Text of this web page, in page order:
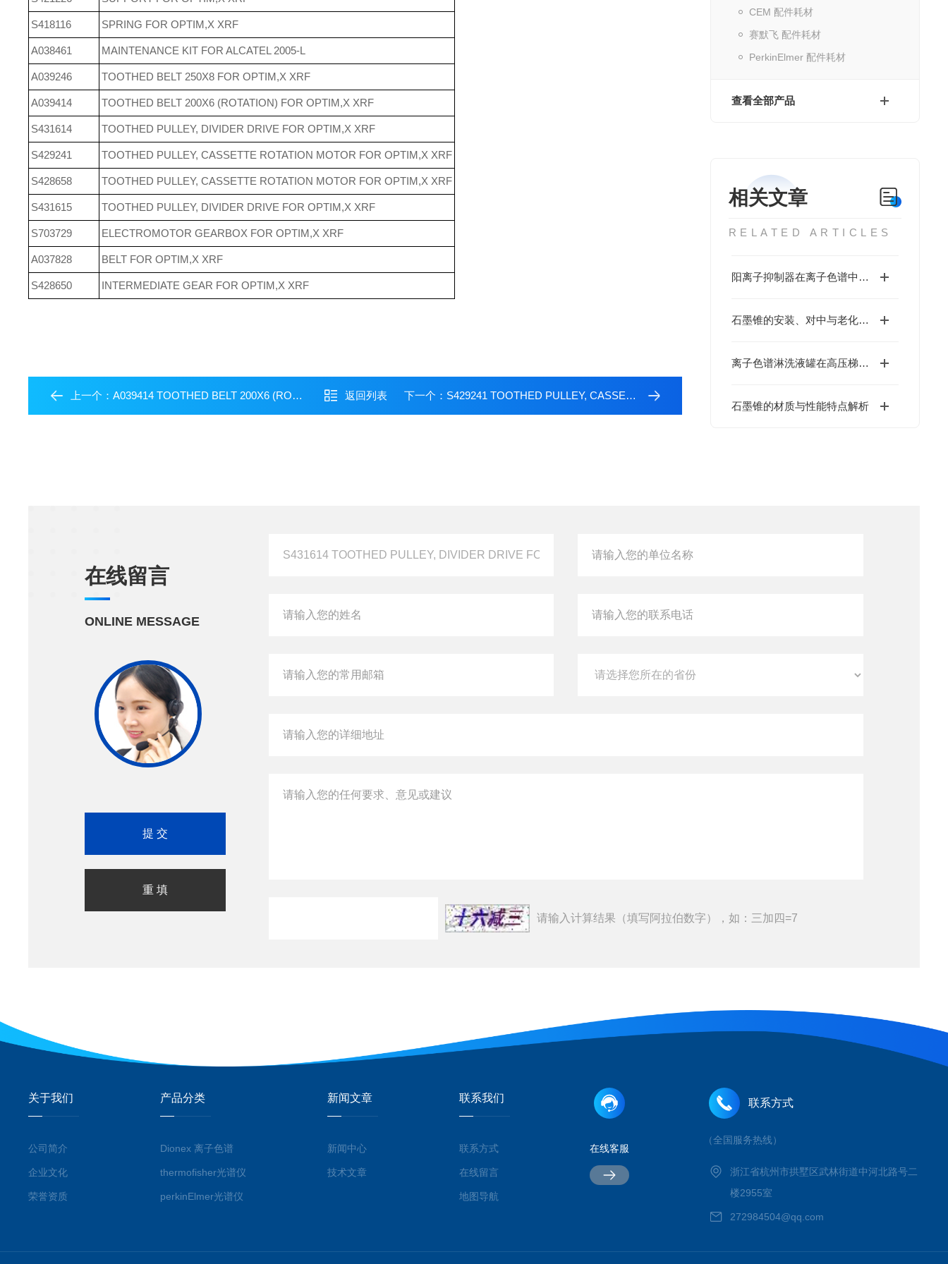
CEM 配件耗材
赛默飞 配件耗材
PerkinElmer 配件耗材
查看全部产品
相关文章
RELATED ARTICLES
阳离子抑制器在离子色谱中的核心作用机制与性能优化策略
石墨锥的安装、对中与老化程序：确保石墨炉正常工作的基础
离子色谱淋洗液罐在高压梯度泵系统中的耐压性能与密封设计
石墨锥的材质与性能特点解析
S418116 SPRING FOR OPTIM,X XRF
A038461 MAINTENANCE KIT FOR ALCATEL 2005-L
A039246 TOOTHED BELT 250X8 FOR OPTIM,X XRF
A039414 TOOTHED BELT 200X6 (ROTATION) FOR OPTIM,X XRF
S431614 TOOTHED PULLEY, DIVIDER DRIVE FOR OPTIM,X XRF
S429241 TOOTHED PULLEY, CASSETTE ROTATION MOTOR FOR OPTIM,X XRF
S428658 TOOTHED PULLEY, CASSETTE ROTATION MOTOR FOR OPTIM,X XRF
S431615 TOOTHED PULLEY, DIVIDER DRIVE FOR OPTIM,X XRF
S703729 ELECTROMOTOR GEARBOX FOR OPTIM,X XRF
A037828 BELT FOR OPTIM,X XRF
S428650 INTERMEDIATE GEAR FOR OPTIM,X XRF
上一个：A039414 TOOTHED BELT 200X6 (ROTATION) FOR OPTIM,X 返回列表 下一个： S429241 TOOTHED PULLEY, CASSETTE ROTATION MOTOR FO
在线留言
ONLINE MESSAGE
请输入计算结果（填写阿拉伯数字），如：三加四=7
关于我们
公司简介
企业文化
荣誉资质
产品分类
Dionex 离子色谱
thermofisher光谱仪
perkinElmer光谱仪
新闻文章
新闻中心
技术文章
联系我们
联系方式
在线留言
地图导航
在线客服
联系方式
（全国服务热线）
浙江省杭州市拱墅区武林街道中河北路号二
楼2955室
272984504@qq.com